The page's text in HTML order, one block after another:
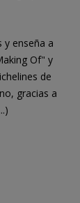
y enseña a
Of" y
de
gracias a